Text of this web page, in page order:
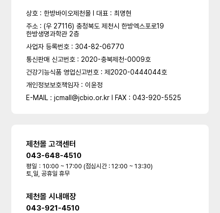
상호 : 한방바이오제천몰 l 대표 : 최명현
주소 : (우 27116) 충청북도 제천시 한방엑스포로19
한방생명과학관 2층
사업자 등록번호 : 304-82-06770
통신판매 신고번호 : 2020-충북제천-0009호
건강기능식품 영업신고번호 : 제2020-0444044호
개인정보보호책임자 : 이윤정
E-MAIL : jcmall@jcbio.or.kr l FAX : 043-920-5525
제천몰 고객센터
043-648-4510
평일：10:00 ~ 17:00 (점심시간 : 12:00 ~ 13:30)
토,일, 공휴일 휴무
제천몰 시내매장
043-921-4510